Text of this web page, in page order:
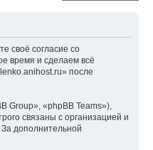
своё согласие со
время и сделаем всё
после
Group», «phpBB Teams»),
связаны с организацией и
дополнительной